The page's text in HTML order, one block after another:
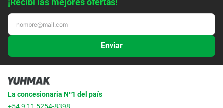
¡Recibí las mejores ofertas!
Enviar
La concesionaria Nº1 del país
+54 9 11 5254-8398